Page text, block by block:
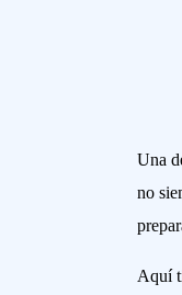
Una
no
Aquí